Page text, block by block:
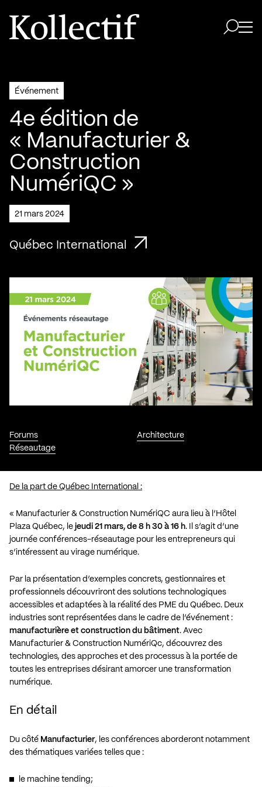
Aller à la page d'accueil
Logo Kollectif
Événement
4e édition de
« Manufacturier &
Construction
NumériQC »
21 mars 2024
Québec International
Forums
Réseautage
Architecture
De la part de Québec International :
« Manufacturier & Construction NumériQC aura lieu à l’Hôtel
Plaza Québec, le jeudi 21 mars, de 8 h 30 à 16 h. Il s’agit d’une
journée conférences-réseautage pour les entrepreneurs qui
s’intéressent au virage numérique.
Par la présentation d’exemples concrets, gestionnaires et
professionnels découvriront des solutions technologiques
accessibles et adaptées à la réalité des PME du Québec. Deux
industries sont représentées dans le cadre de l’événement :
manufacturière et construction du bâtiment. Avec
Manufacturier & Construction NumériQc, découvrez des
technologies, des approches et des processus à la portée de
toutes les entreprises désirant amorcer une transformation
numérique.
En détail
Du côté Manufacturier, les conférences aborderont notamment
des thématiques variées telles que :
le machine tending;